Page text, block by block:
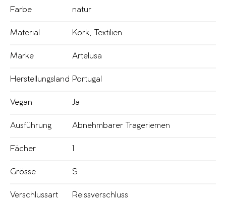
Farbe natur
Material Kork, Textilien
Marke Artelusa
Herstellungsland Portugal
Vegan Ja
Ausführung Abnehmbarer Trageriemen
Fächer
Grösse S
Verschlussart Reissverschluss